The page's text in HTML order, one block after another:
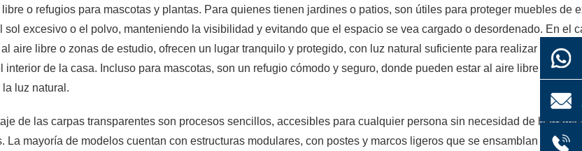
o refugios para mascotas y plantas. Para quienes tienen jardines o patios, son útiles para proteger muebles de
sol excesivo o el polvo, manteniendo la visibilidad y evitando que el espacio se vea cargado o desordenado. En el
aire libre o zonas de estudio, ofrecen un lugar tranquilo y protegido, con luz natural suficiente para realizar tareas
de la casa. Incluso para mascotas, son un refugio cómodo y seguro, donde pueden estar al aire libre sin
luz natural.
de las carpas transparentes son procesos sencillos, accesibles para cualquier persona sin necesidad de
La mayoría de modelos cuentan con estructuras modulares, con postes y marcos ligeros que se ensamblan